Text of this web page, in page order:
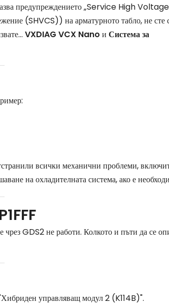
предупреждението „Service High Voltage
(SHVCS)) на арматурното табло, не сте
VXDIAG VCX Nano и Система за
всички механични проблеми,
на охладителната система, ако е
GDS2 не работи. Колкото и пъти да се
управляващ модул 2 (K114B)".